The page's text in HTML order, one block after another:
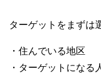
ターゲットをまずは
・住んでいる地区
・ターゲットになる